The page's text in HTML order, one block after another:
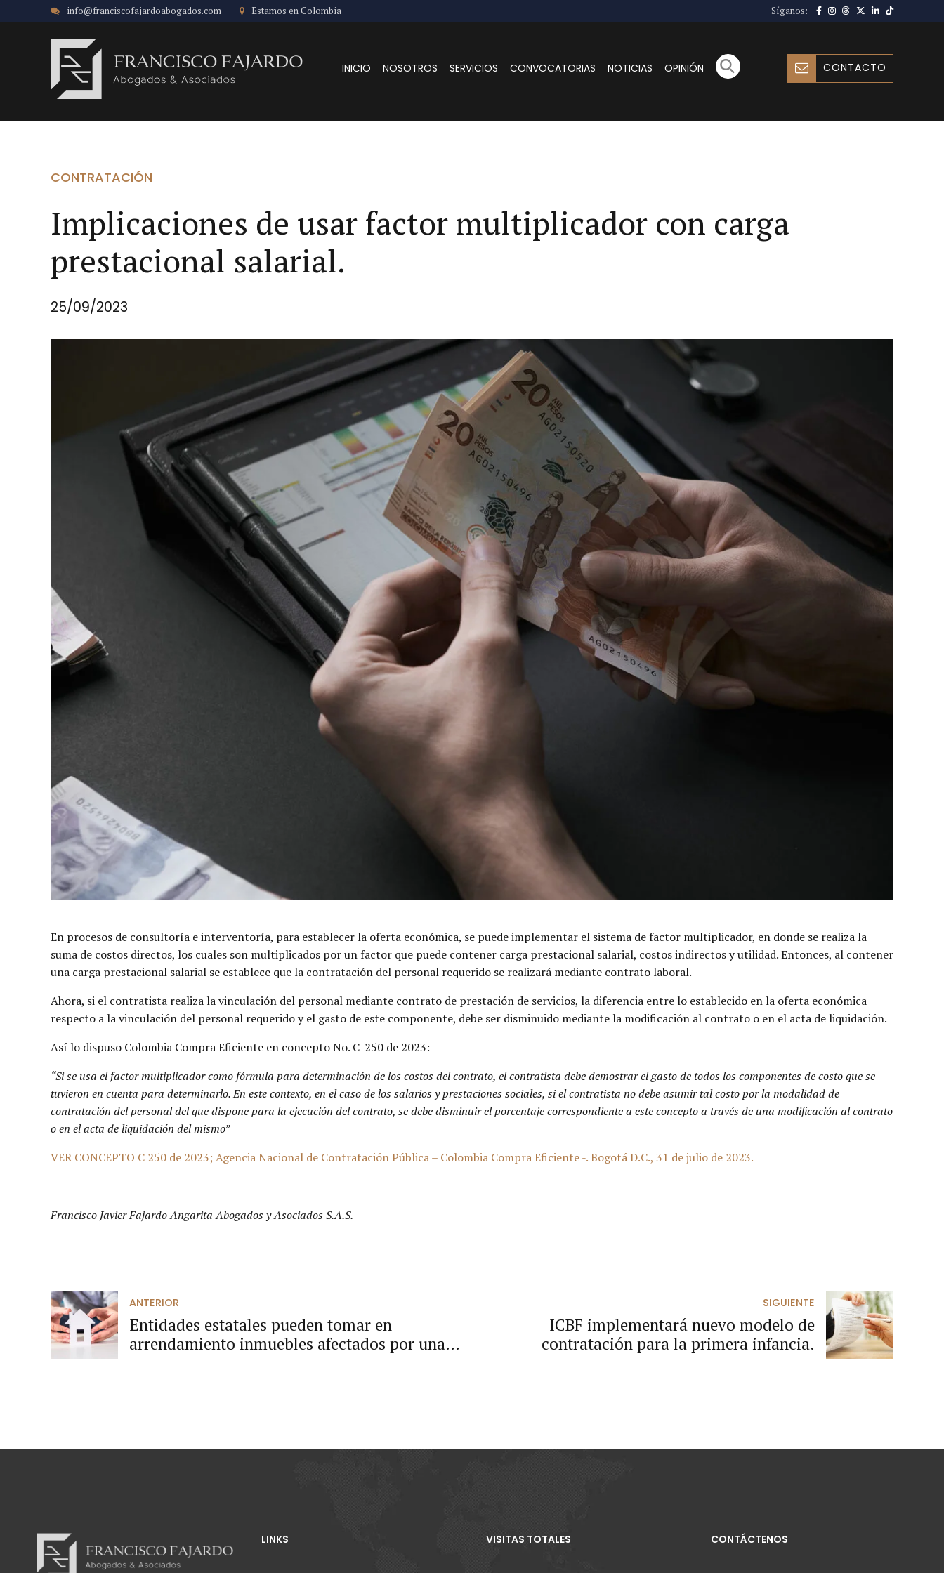
info@franciscofajardoabogados.com Estamos en Colombia Síganos:
CONTACTO
INICIO NOSOTROS SERVICIOS CONVOCATORIAS NOTICIAS OPINIÓN
CONTRATACIÓN
Implicaciones de usar factor multiplicador con carga
prestacional salarial.
25/09/2023
En procesos de consultoría e interventoría, para establecer la oferta económica, se puede implementar el sistema de factor multiplicador, en donde se realiza la
suma de costos directos, los cuales son multiplicados por un factor que puede contener carga prestacional salarial, costos indirectos y utilidad. Entonces, al contener
una carga prestacional salarial se establece que la contratación del personal requerido se realizará mediante contrato laboral.
Ahora, si el contratista realiza la vinculación del personal mediante contrato de prestación de servicios, la diferencia entre lo establecido en la oferta económica
respecto a la vinculación del personal requerido y el gasto de este componente, debe ser disminuido mediante la modificación al contrato o en el acta de liquidación.
Así lo dispuso Colombia Compra Eficiente en concepto No. C-250 de 2023:
“Si se usa el factor multiplicador como fórmula para determinación de los costos del contrato, el contratista debe demostrar el gasto de todos los componentes de costo que se
tuvieron en cuenta para determinarlo. En este contexto, en el caso de los salarios y prestaciones sociales, si el contratista no debe asumir tal costo por la modalidad de
contratación del personal del que dispone para la ejecución del contrato, se debe disminuir el porcentaje correspondiente a este concepto a través de una modificación al contrato
o en el acta de liquidación del mismo”
VER CONCEPTO C 250 de 2023; Agencia Nacional de Contratación Pública – Colombia Compra Eficiente -. Bogotá D.C., 31 de julio de 2023.
Francisco Javier Fajardo Angarita Abogados y Asociados S.A.S.
ANTERIOR
Entidades estatales pueden tomar en
arrendamiento inmuebles afectados por una
SIGUIENTE
ICBF implementará nuevo modelo de
contratación para la primera infancia.
LINKS VISITAS TOTALES CONTÁCTENOS